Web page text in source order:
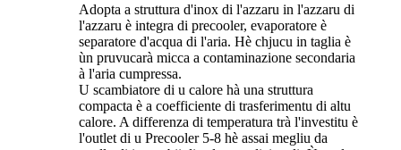
Adopta a struttura d'inox di l'azzaru in l'azzaru di
l'azzaru è integra di precooler, evaporatore è
separatore d'acqua di l'aria. Hè chjucu in taglia è
ùn pruvucarà micca a contaminazione secondaria
à l'aria cumpressa.
U scambiatore di u calore hà una struttura
compacta è a coefficiente di trasferimentu di altu
calore. A differenza di temperatura trà l'investitu è
​​l'outlet di u Precooler 5-8 hè assai megliu da